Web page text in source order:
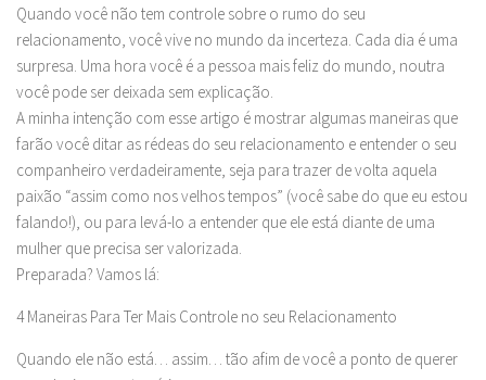
Quando você não tem controle sobre o rumo do seu
relacionamento, você vive no mundo da incerteza. Cada dia é uma
surpresa. Uma hora você é a pessoa mais feliz do mundo, noutra
você pode ser deixada sem explicação.
A minha intenção com esse artigo é mostrar algumas maneiras que
farão você ditar as rédeas do seu relacionamento e entender o seu
companheiro verdadeiramente, seja para trazer de volta aquela
paixão “assim como nos velhos tempos” (você sabe do que eu estou
falando!), ou para levá-lo a entender que ele está diante de uma
mulher que precisa ser valorizada.
Preparada? Vamos lá:
4 Maneiras Para Ter Mais Controle no seu Relacionamento
Quando ele não está… assim… tão afim de você a ponto de querer